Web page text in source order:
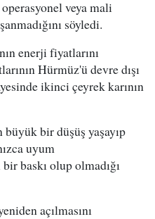
veya mali
söyledi.
enerji fiyatlarını
Hürmüz'ü devre dışı
ikinci çeyrek karının
bir düşüş yaşayıp
uyum
baskı olup olmadığı
açılmasını